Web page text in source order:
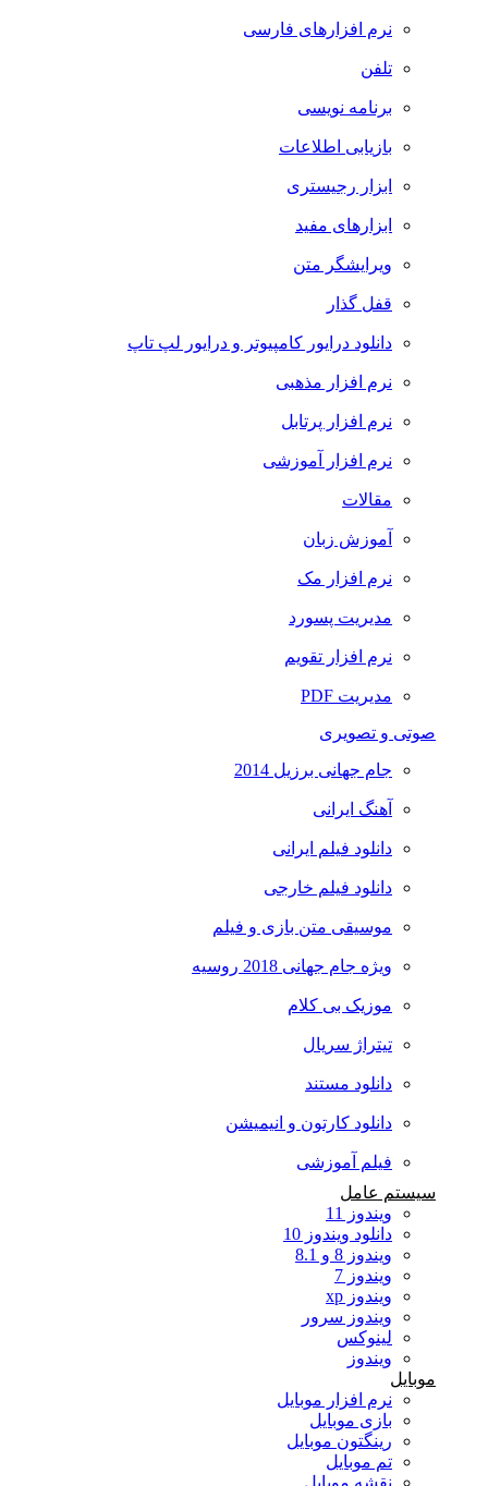
نرم افزارهای فارسی
تلفن
برنامه نویسی
بازیابی اطلاعات
ابزار رجیستری
ابزارهای مفید
ویرایشگر متن
قفل گذار
دانلود درایور کامپیوتر و درایور لپ تاپ
نرم افزار مذهبی
نرم افزار پرتابل
نرم افزار آموزشی
مقالات
آموزش زبان
نرم افزار مک
مدیریت پسورد
نرم افزار تقویم
مدیریت PDF
صوتی و تصویری
جام جهانی برزیل 2014
آهنگ ایرانی
دانلود فیلم ایرانی
دانلود فیلم خارجی
موسیقی متن بازی و فیلم
ویژه جام جهانی 2018 روسیه
موزیک بی کلام
تیتراژ سریال
دانلود مستند
دانلود کارتون و انیمیشن
فیلم آموزشی
سیستم عامل
ویندوز 11
دانلود ویندوز 10
ویندوز 8 و 8.1
ویندوز 7
ویندوز xp
ویندوز سرور
لینوکس
ویندوز
موبایل
نرم افزار موبایل
بازی موبایل
رینگتون موبایل
تم موبایل
نقشه موبایل